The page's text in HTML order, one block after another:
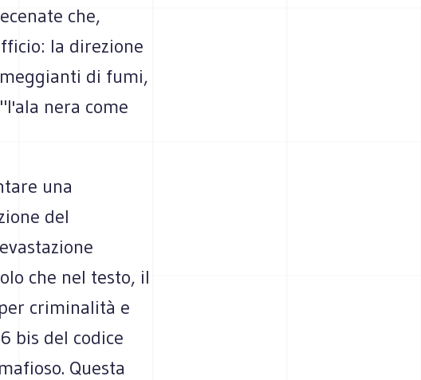
che,
la direzione
di fumi,
nera come
una
del
che nel testo, il
criminalità e
bis del codice
Questa